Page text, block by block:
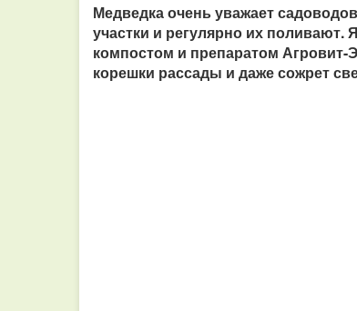
Медведка очень уважает
участки и регулярно их поливают.
компостом и препаратом Агровит-
корешки рассады и даже сожрет